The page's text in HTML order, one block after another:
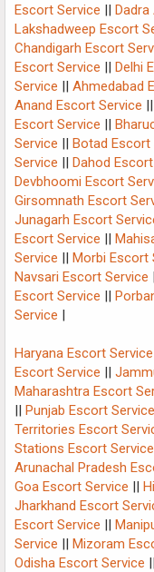
Escort Service || Dadra
Lakshadweep Escort
Chandigarh Escort
Escort Service || Delhi
Service || Ahmedabad
Anand Escort Service ||
Escort Service ||
Service || Botad Escort
Service || Dahod
Devbhoomi Escort
Girsomnath Escort
Junagarh Escort
Escort Service ||
Service || Morbi Escort
Navsari Escort Service
Escort Service ||
Service |
Haryana Escort Service
Escort Service ||
Maharashtra Escort
|| Punjab Escort Service
Territories Escort
Stations Escort Service
Arunachal Pradesh
Goa Escort Service ||
Jharkhand Escort
Escort Service ||
Service || Mizoram
Odisha Escort Service ||